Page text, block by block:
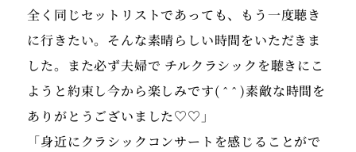
全く同じセットリストであっても、もう一度聴き
に行きたい。そんな素晴らしい時間をいただきま
した。また必ず夫婦で チルクラシックを聴きにこ
ようと約束し今から楽しみです( ˆ ˆ )素敵な時間を
ありがとうございました♡♡」
「身近にクラシックコンサートを感じることがで